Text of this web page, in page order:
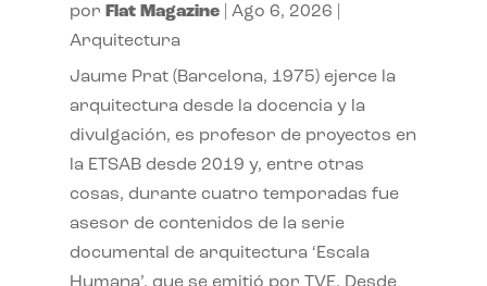
por Flat Magazine| Ago 6, 2026
Arquitectura
Jaume Prat (Barcelona, 1975) ejerce la
arquitectura desde la docencia y la
divulgación, es profesor de proyectos en
la ETSAB desde 2019 y, entre otras
cosas, durante cuatro temporadas fue
asesor de contenidos de la serie
documental de arquitectura ‘Escala